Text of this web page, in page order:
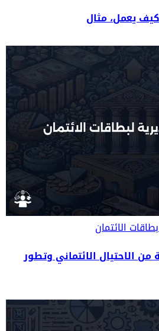
يعمل، مثال
الائتمان
من الاحتيال الائتماني وتطور